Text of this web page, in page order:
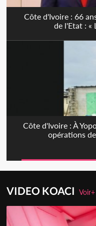
Côte d'Ivoire : 66
de l'Etat : «
Côte d'Ivoire : À
opérations
VIDEO KOACIVoir+